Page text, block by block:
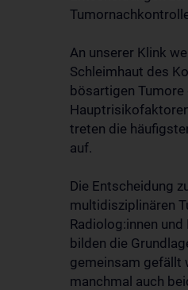
An unserer Klink
Schleimhaut des
bösartigen
treten die
auf.
Die Entscheidung
multidisziplinären
Radiolog:innen
bilden die
gemeinsam gefällt
manchmal auch